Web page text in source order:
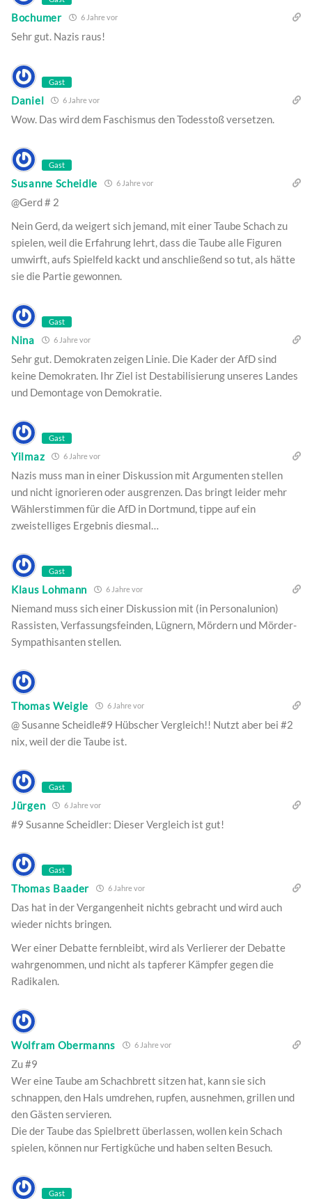
Bochumer 6 Jahre vor
Sehr gut. Nazis raus!
Gast
Daniel 6 Jahre vor
Wow. Das wird dem Faschismus den Todesstoß versetzen.
Gast
Susanne Scheidle 6 Jahre vor
@Gerd # 2
Nein Gerd, da weigert sich jemand, mit einer Taube Schach zu
spielen, weil die Erfahrung lehrt, dass die Taube alle Figuren
umwirft, aufs Spielfeld kackt und anschließend so tut, als hätte
sie die Partie gewonnen.
Gast
Nina 6 Jahre vor
Sehr gut. Demokraten zeigen Linie. Die Kader der AfD sind
keine Demokraten. Ihr Ziel ist Destabilisierung unseres Landes
und Demontage von Demokratie.
Gast
Yilmaz 6 Jahre vor
Nazis muss man in einer Diskussion mit Argumenten stellen
und nicht ignorieren oder ausgrenzen. Das bringt leider mehr
Wählerstimmen für die AfD in Dortmund, tippe auf ein
zweistelliges Ergebnis diesmal…
Gast
Klaus Lohmann 6 Jahre vor
Niemand muss sich einer Diskussion mit (in Personalunion)
Rassisten, Verfassungsfeinden, Lügnern, Mördern und Mörder-
Sympathisanten stellen.
Thomas Weigle 6 Jahre vor
@ Susanne Scheidle#9 Hübscher Vergleich!! Nutzt aber bei #2
nix, weil der die Taube ist.
Gast
Jürgen 6 Jahre vor
#9 Susanne Scheidler: Dieser Vergleich ist gut!
Gast
Thomas Baader 6 Jahre vor
Das hat in der Vergangenheit nichts gebracht und wird auch
wieder nichts bringen.
Wer einer Debatte fernbleibt, wird als Verlierer der Debatte
wahrgenommen, und nicht als tapferer Kämpfer gegen die
Radikalen.
Wolfram Obermanns 6 Jahre vor
Zu #9
Wer eine Taube am Schachbrett sitzen hat, kann sie sich
schnappen, den Hals umdrehen, rupfen, ausnehmen, grillen und
den Gästen servieren.
Die der Taube das Spielbrett überlassen, wollen kein Schach
spielen, können nur Fertigküche und haben selten Besuch.
Gast